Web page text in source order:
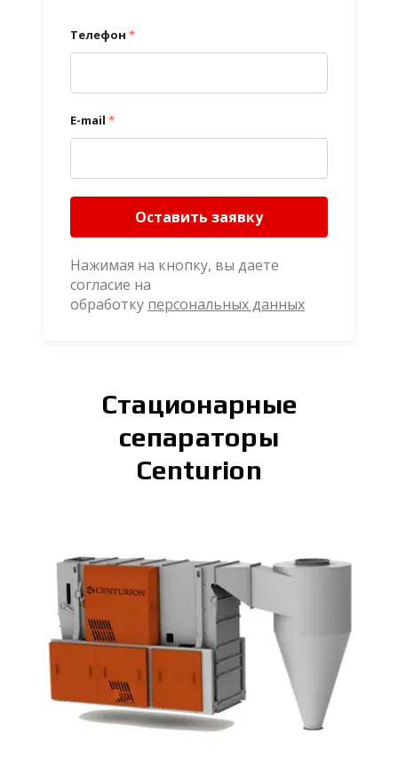
Телефон *
E-mail *
Оставить заявку
Нажимая на кнопку, вы даете
согласие на
обработку персональных данных
Стационарные
сепараторы
Centurion